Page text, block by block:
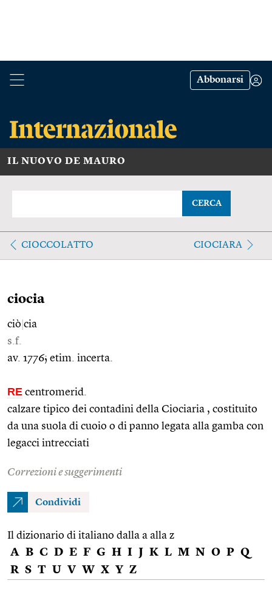
Abbonarsi
IL NUOVO DE MAURO
CERCA
CIOCCOLATTO CIOCIARA
ciocia
ciò cia
s.f.
av. 1776; etim. incerta.
RE centromerid.
calzare tipico dei contadini della Ciociaria , costituito
da una suola di cuoio o di panno legata alla gamba con
legacci intrecciati
Correzioni e suggerimenti
Condividi
Il dizionario di italiano dalla a alla z
A B C D E F G H I J K L M N O P Q
R S T U V W X Y Z